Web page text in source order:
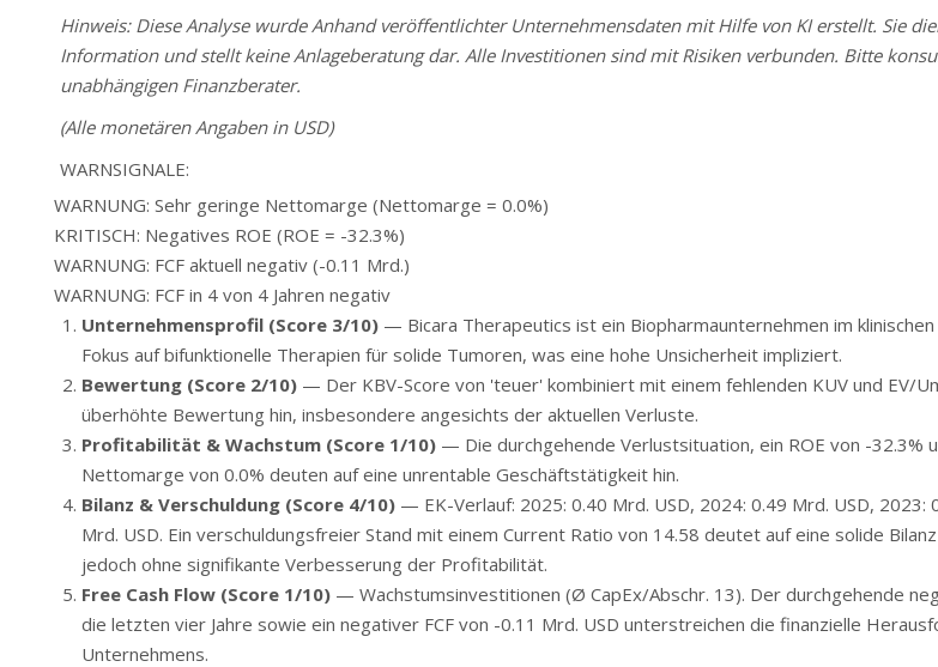
Hinweis: Diese Analyse wurde Anhand veröffentlichter Unternehmensdaten mit Hilfe von KI erstellt. Sie
Information und stellt keine Anlageberatung dar. Alle Investitionen sind mit Risiken verbunden. Bitte
unabhängigen Finanzberater.
(Alle monetären Angaben in USD)
WARNSIGNALE:
WARNUNG: Sehr geringe Nettomarge (Nettomarge = 0.0%)
KRITISCH: Negatives ROE (ROE = -32.3%)
WARNUNG: FCF aktuell negativ (-0.11 Mrd.)
WARNUNG: FCF in 4 von 4 Jahren negativ
Unternehmensprofil (Score 3/10)— Bicara Therapeutics ist ein Biopharmaunternehmen im
Fokus auf bifunktionelle Therapien für solide Tumoren, was eine hohe Unsicherheit impliziert.
Bewertung (Score 2/10)— Der KBV-Score von 'teuer' kombiniert mit einem fehlenden KUV und EV/
überhöhte Bewertung hin, insbesondere angesichts der aktuellen Verluste.
Profitabilität & Wachstum (Score 1/10)— Die durchgehende Verlustsituation, ein ROE von -32.3%
Nettomarge von 0.0% deuten auf eine unrentable Geschäftstätigkeit hin.
Bilanz & Verschuldung (Score 4/10)— EK-Verlauf: 2025: 0.40 Mrd. USD, 2024: 0.49 Mrd. USD, 2023:
Mrd. USD. Ein verschuldungsfreier Stand mit einem Current Ratio von 14.58 deutet auf eine solide
jedoch ohne signifikante Verbesserung der Profitabilität.
Free Cash Flow (Score 1/10)— Wachstumsinvestitionen (Ø CapEx/Abschr. 13). Der durchgehende
die letzten vier Jahre sowie ein negativer FCF von -0.11 Mrd. USD unterstreichen die finanzielle
Unternehmens.